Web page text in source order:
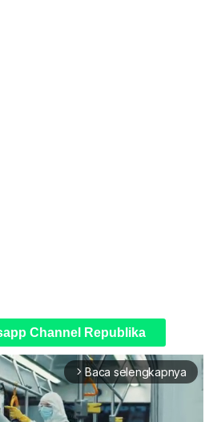
Channel Republika
arrow_forward_ios Baca selengkapnya